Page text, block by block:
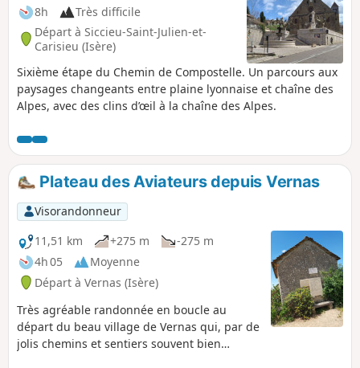
8h
Très difficile
Départ à Siccieu-Saint-Julien-et-
Carisieu (Isère)
Sixième étape du Chemin de Compostelle. Un parcours aux
paysages changeants entre plaine lyonnaise et chaîne des
Alpes, avec des clins d’œil à la chaîne des Alpes.
Plateau des Aviateurs depuis Vernas
Visorandonneur
11,51 km
+275 m
-275 m
4h 05
Moyenne
Départ à Vernas (Isère)
Très agréable randonnée en boucle au
départ du beau village de Vernas qui, par de
jolis chemins et sentiers souvent bien